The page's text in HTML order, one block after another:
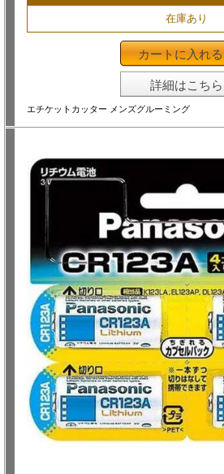
在庫あり
カートに入れる
詳細はこちら
エチケットカッター メンズグルーミング